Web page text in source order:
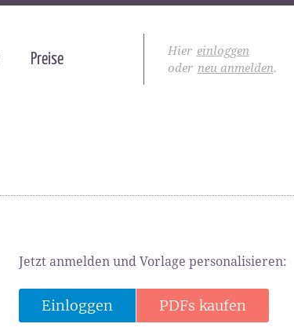
Hier einloggen
oder neu anmelden.
Preise
Jetzt anmelden und Vorlage personalisieren:
Einloggen PDFs kaufen